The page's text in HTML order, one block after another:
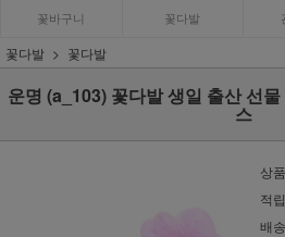
꽃바구니 꽃다발
꽃다발 꽃다발
운명 (a_103) 꽃다발 생일 출산 선
스
상
적
배